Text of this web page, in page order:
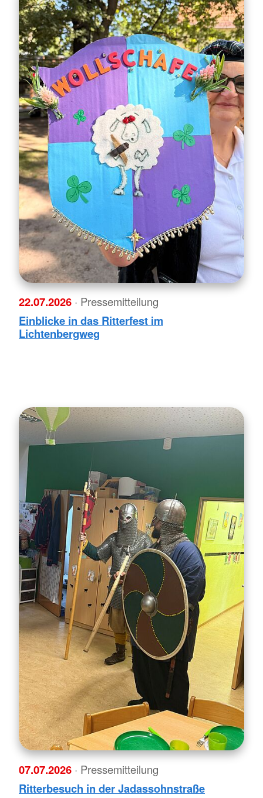
22.07.2026 · Pressemitteilung
Einblicke in das Ritterfest im
Lichtenbergweg
07.07.2026 · Pressemitteilung
Ritterbesuch in der Jadassohnstraße